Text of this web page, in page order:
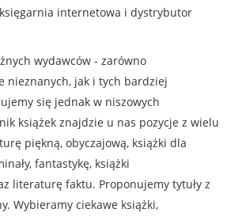
internetowa i dystrybutor
wydawców - zarówno
nieznanych, jak i tych bardziej
się jednak w niszowych
książek znajdzie u nas pozycje z wielu
piękną, obyczajową, książki dla
fantastykę, książki
literaturę faktu. Proponujemy tytuły z
Wybieramy ciekawe książki,